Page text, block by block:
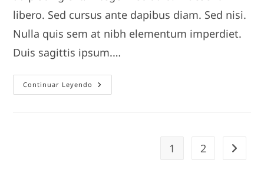
libero. Sed cursus ante dapibus diam. Sed nisi.
Nulla quis sem at nibh elementum imperdiet.
Duis sagittis ipsum.…
Continuar Leyendo Duis
Sagitis
1 2 Ir a la